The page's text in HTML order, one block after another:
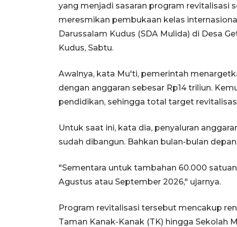
yang menjadi sasaran program revitalisasi
meresmikan pembukaan kelas
Darussalam Kudus (SDA Mulida) di Desa
Kudus, Sabtu.
Awalnya, kata Mu'ti, pemerintah
dengan anggaran sebesar Rp14 triliun.
pendidikan, sehingga total target
Untuk saat ini, kata dia, penyaluran
sudah dibangun. Bahkan bulan-bulan
"Sementara untuk tambahan 60.000
Agustus atau September 2026," ujarnya.
Program revitalisasi tersebut mencakup
Taman Kanak-Kanak (TK) hingga Sekolah